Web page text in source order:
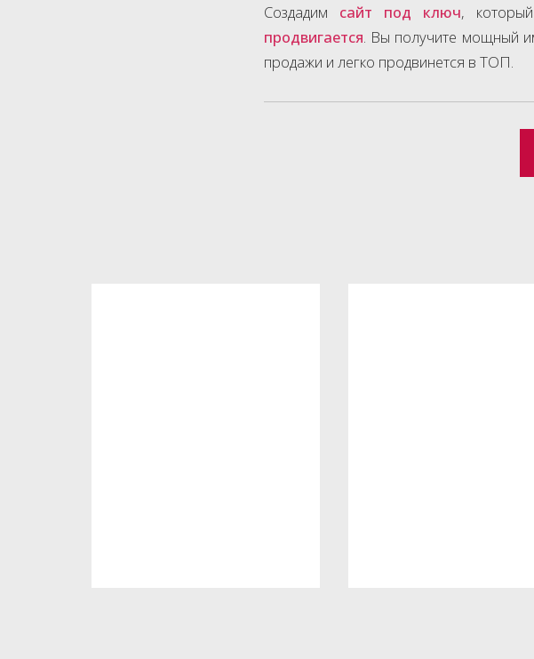
Создадим сайт под ключ,
продвигается. Вы получите мощный
продажи и легко продвинется в ТОП.